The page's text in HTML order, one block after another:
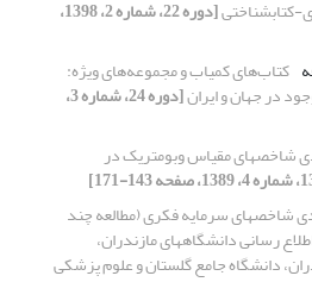
کتابشناختی [دوره 22، شماره 2، 1398،
کتاب‌های کمیاب و مجموعه‌های ویژه:
در جهان و ایران [دوره 24، شماره 3،
شاخصهای مقیاس وبومتریک در
شاخصهای سرمایه فکری (مطالعه چند
رسانی دانشگاههای مازندران،
دانشگاه جامع گلستان و علوم پزشکی